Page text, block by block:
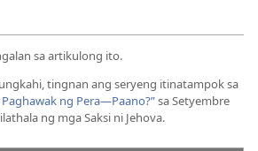
sa artikulong ito.
tingnan ang seryeng itinatampok sa
ng Pera​—Paano?”sa Setyembre
ng mga Saksi ni Jehova.